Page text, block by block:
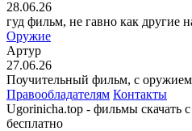
28.06.26
гуд фильм, не гавно как другие
Оружие
Артур
27.06.26
Поучительный фильм, с
Правообладателям Контакты
Ugorinicha.top - фильмы скачать
бесплатно